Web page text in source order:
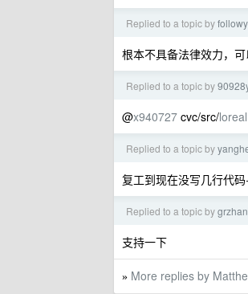
Replied to a topic by
根本不具备法律效力，
Replied to a topic by
@x940727 cvc/src/
Replied to a topic by
复工到现在没写几行代码
Replied to a topic bygrzhan
支持一下
» More replies by